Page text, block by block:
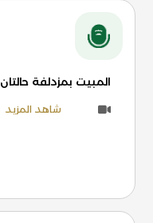
المبيت بمزدلفة حالتان
شاهد المزيد